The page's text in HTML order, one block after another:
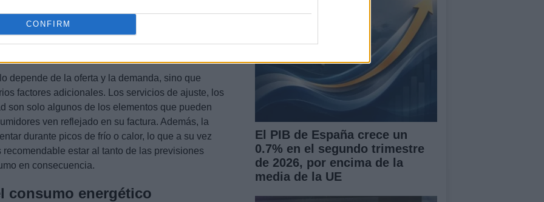
CONFIRM
0,06458 euros por kWh. Estos datos son
electrodomésticos como la lavadora o el horno.
el precio de la electricidad
depende de la oferta y la demanda, sino que
factores adicionales. Los servicios de ajuste, los
son solo algunos de los elementos que pueden
ven reflejado en su factura. Además, la
durante picos de frío o calor, lo que a su vez
estar al tanto de las previsiones
en consecuencia.
consumo energético
El PIB de España crece un
0.7% en el segundo trimestre
de 2026, por encima de la
media de la UE